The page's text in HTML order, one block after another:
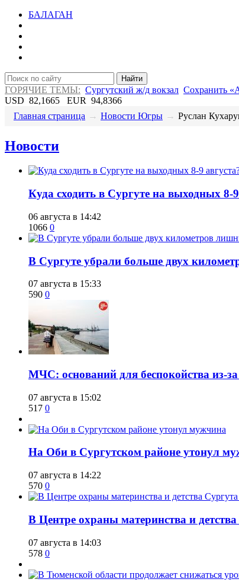
БАЛАГАН
Найти
ГОРЯЧИЕ ТЕМЫ: Сургутский ж/д вокзал Сохранить
USD 82,1665 EUR 94,8366
Главная страница → Новости Югры → Руслан
Новости
​Куда сходить в Сургуте на выходных
06 августа в 14:42
1066 0
​В Сургуте убрали больше двух
07 августа в 15:33
590 0
​МЧС: оснований для беспокойства из-
07 августа в 15:02
517 0
​На Оби в Сургутском районе утонул
07 августа в 14:22
570 0
​В Центре охраны материнства и
07 августа в 14:03
578 0